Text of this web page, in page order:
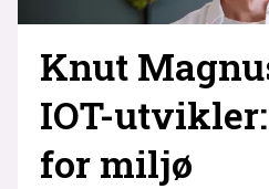
Knut
IOT-
for miljø